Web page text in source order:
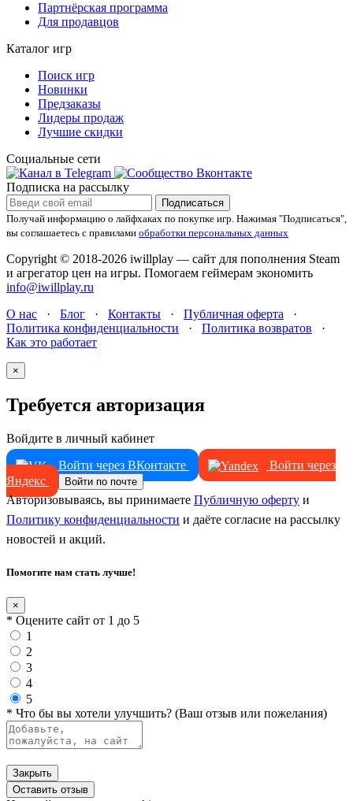
Партнёрская программа
Для продавцов
Каталог игр
Поиск игр
Новинки
Предзаказы
Лидеры продаж
Лучшие скидки
Социальные сети
Подписка на рассылку
Подписаться
Получай информацию о лайфхаках по покупке игр. Нажимая "Подписаться",
вы соглашаетесь с правилами обработки персональных данных
Copyright © 2018-2026 iwillplay — сайт для пополнения Steam
и агрегатор цен на игры. Помогаем геймерам экономить
info@iwillplay.ru
О нас · Блог · Контакты · Публичная оферта ·
Политика конфиденциальности · Политика возвратов ·
Как это работает
×
Требуется авторизация
Войдите в личный кабинет
Войти через ВКонтакте
Войти через
Яндекс
Войти по почте
Авторизовываясь, вы принимаете Публичную оферту и
Политику конфиденциальности и даёте согласие на рассылку
новостей и акций.
Помогите нам стать лучше!
×
* Оцените сайт от 1 до 5
1
2
3
4
5
* Что бы вы хотели улучшить? (Ваш отзыв или пожелания)
Закрыть
Оставить отзыв